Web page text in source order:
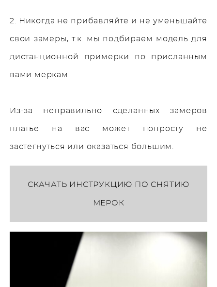
2. Никогда не прибавляйте и не уменьшайте
свои замеры, т.к. мы подбираем модель для
дистанционной примерки по присланным
вами меркам.
Из-за неправильно сделанных замеров
платье на вас может попросту не
застегнуться или оказаться большим.
СКАЧАТЬ ИНСТРУКЦИЮ ПО СНЯТИЮ
МЕРОК